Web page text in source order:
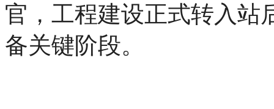
官，工程建设正式转入站
备关键阶段。